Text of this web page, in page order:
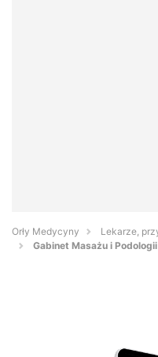
Orły Medycyny
Lekarze,
Gabinet Masażu i